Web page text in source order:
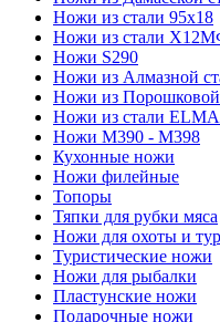
Ножи из стали 95х18
Ножи из стали
Ножи S290
Ножи из Алмазной
Ножи из Порошковой
Ножи из стали
Ножи М390 - М398
Кухонные ножи
Ножи филейные
Топоры
Тяпки для рубки мяса
Ножи для охоты и
Туристические ножи
Ножи для рыбалки
Пластунские ножи
Подарочные ножи